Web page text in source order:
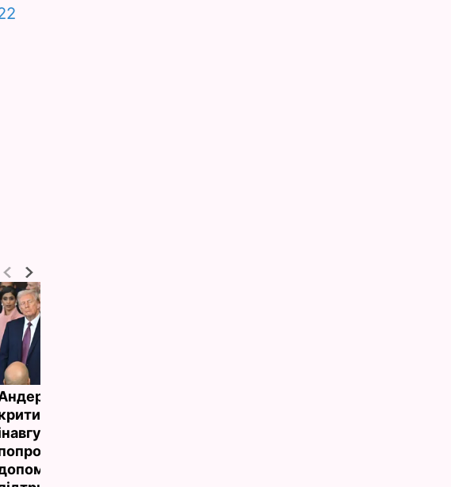
яка, попри
співала на
Трампа,
про
Її